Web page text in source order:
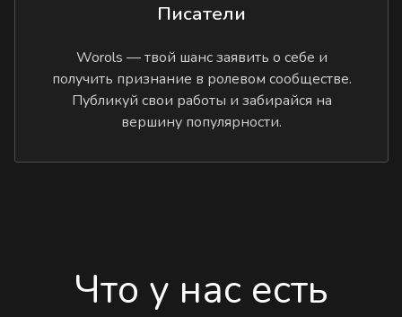
Писатели
Worols — твой шанс заявить о себе и
получить признание в ролевом сообществе.
Публикуй свои работы и забирайся на
вершину популярности.
Что у нас есть